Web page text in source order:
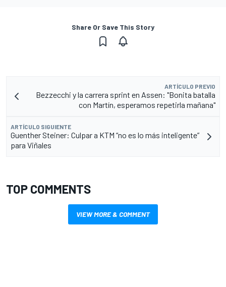
Share Or Save This Story
ARTÍCULO PREVIO
Bezzecchi y la carrera sprint en Assen: "Bonita batalla
con Martín, esperamos repetirla mañana"
ARTÍCULO SIGUIENTE
Guenther Steiner: Culpar a KTM “no es lo más inteligente”
para Viñales
TOP COMMENTS
VIEW MORE & COMMENT